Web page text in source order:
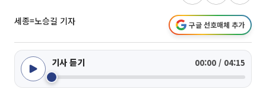
세종=노승길 기자 구글 선호매체 추가
기사 듣기 00:00 / 04:15